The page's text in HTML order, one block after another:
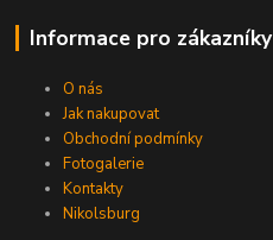
Informace pro zákazníky
O nás
Jak nakupovat
Obchodní podmínky
Fotogalerie
Kontakty
Nikolsburg